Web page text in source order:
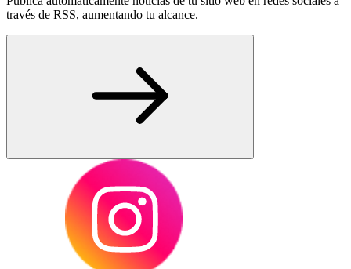
través de RSS, aumentando tu alcance.